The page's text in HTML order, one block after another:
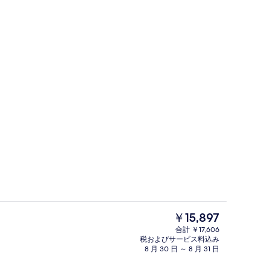
フティボックス (室内)、デスク、WiFi (無料)、アラーム付き時計
スイート | リビングルーム
現
在
の
料
￥15,897
合計 ￥17,606
税およびサービス料込み
8 月 30 日 ～ 8 月 31 日